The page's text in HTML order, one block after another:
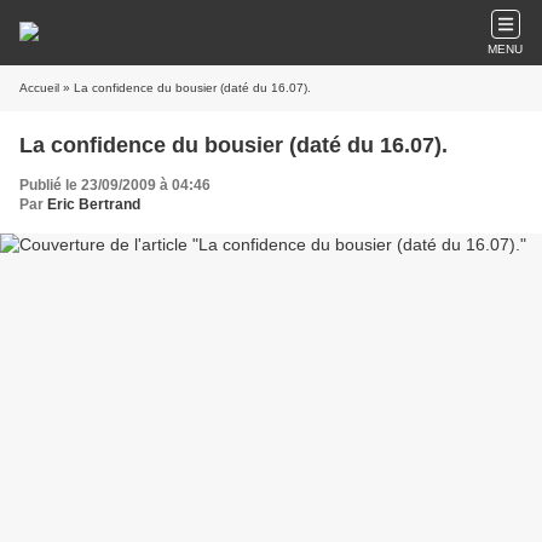
MENU
Accueil » La confidence du bousier (daté du 16.07).
La confidence du bousier (daté du 16.07).
Publié le 23/09/2009 à 04:46
Par Eric Bertrand